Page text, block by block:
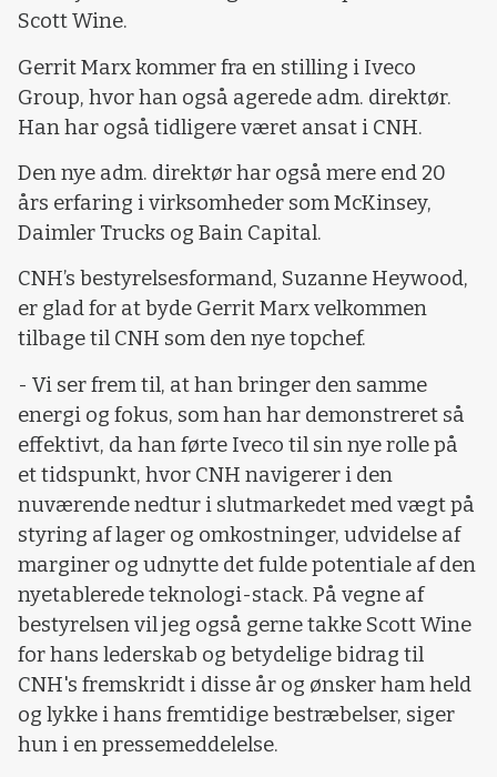
Scott Wine.
Gerrit Marx kommer fra en stilling i Iveco
Group, hvor han også agerede adm. direktør.
Han har også tidligere været ansat i CNH.
Den nye adm. direktør har også mere end 20
års erfaring i virksomheder som McKinsey,
Daimler Trucks og Bain Capital.
CNH’s bestyrelsesformand, Suzanne Heywood,
er glad for at byde Gerrit Marx velkommen
tilbage til CNH som den nye topchef.
- Vi ser frem til, at han bringer den samme
energi og fokus, som han har demonstreret så
effektivt, da han førte Iveco til sin nye rolle på
et tidspunkt, hvor CNH navigerer i den
nuværende nedtur i slutmarkedet med vægt på
styring af lager og omkostninger, udvidelse af
marginer og udnytte det fulde potentiale af den
nyetablerede teknologi-stack. På vegne af
bestyrelsen vil jeg også gerne takke Scott Wine
for hans lederskab og betydelige bidrag til
CNH's fremskridt i disse år og ønsker ham held
og lykke i hans fremtidige bestræbelser, siger
hun i en pressemeddelelse.